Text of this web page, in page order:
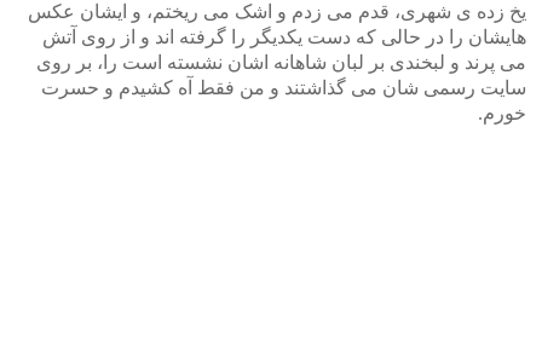
یخ زده ی شهری، قدم می زدم و اشک می ریختم، و ایشان عکس
هایشان را در حالی که دست یکدیگر را گرفته اند و از روی آتش
می پرند و لبخندی بر لبان شاهانه اشان نشسته است را، بر روی
سایت رسمی شان می گذاشتند و من فقط آه کشیدم و حسرت
خورم.